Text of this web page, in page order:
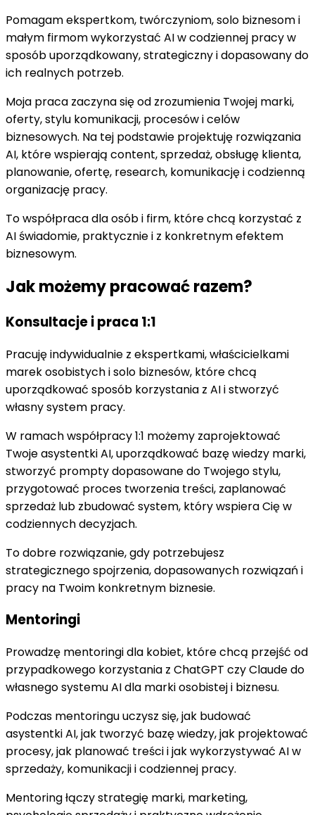
Pomagam ekspertkom, twórczyniom, solo biznesom i
małym firmom wykorzystać AI w codziennej pracy w
sposób uporządkowany, strategiczny i dopasowany do
ich realnych potrzeb.
Moja praca zaczyna się od zrozumienia Twojej marki,
oferty, stylu komunikacji, procesów i celów
biznesowych. Na tej podstawie projektuję rozwiązania
AI, które wspierają content, sprzedaż, obsługę klienta,
planowanie, ofertę, research, komunikację i codzienną
organizację pracy.
To współpraca dla osób i firm, które chcą korzystać z
AI świadomie, praktycznie i z konkretnym efektem
biznesowym.
Jak możemy pracować razem?
Konsultacje i praca 1:1
Pracuję indywidualnie z ekspertkami, właścicielkami
marek osobistych i solo biznesów, które chcą
uporządkować sposób korzystania z AI i stworzyć
własny system pracy.
W ramach współpracy 1:1 możemy zaprojektować
Twoje asystentki AI, uporządkować bazę wiedzy marki,
stworzyć prompty dopasowane do Twojego stylu,
przygotować proces tworzenia treści, zaplanować
sprzedaż lub zbudować system, który wspiera Cię w
codziennych decyzjach.
To dobre rozwiązanie, gdy potrzebujesz
strategicznego spojrzenia, dopasowanych rozwiązań i
pracy na Twoim konkretnym biznesie.
Mentoringi
Prowadzę mentoringi dla kobiet, które chcą przejść od
przypadkowego korzystania z ChatGPT czy Claude do
własnego systemu AI dla marki osobistej i biznesu.
Podczas mentoringu uczysz się, jak budować
asystentki AI, jak tworzyć bazę wiedzy, jak projektować
procesy, jak planować treści i jak wykorzystywać AI w
sprzedaży, komunikacji i codziennej pracy.
Mentoring łączy strategię marki, marketing,